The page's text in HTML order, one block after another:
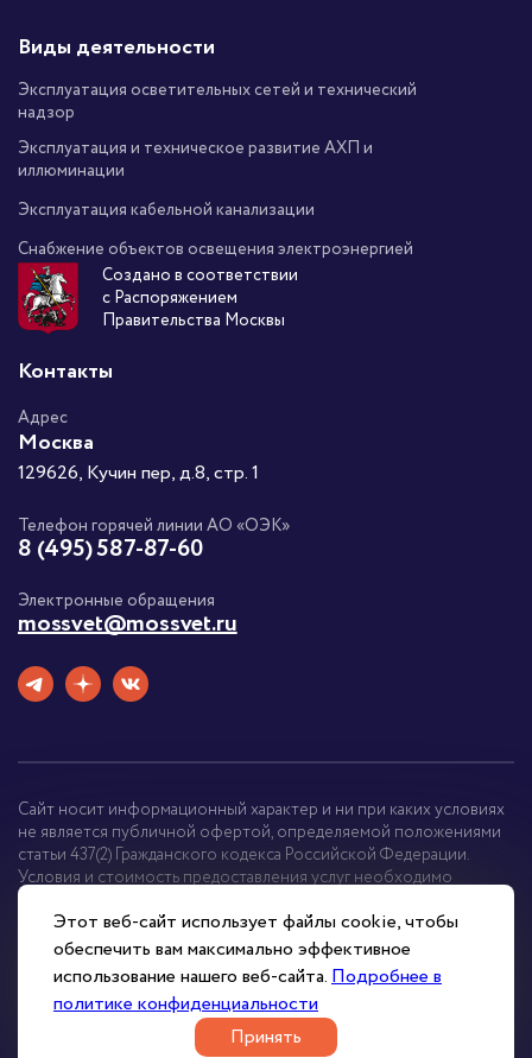
Виды деятельности
Эксплуатация осветительных сетей и технический
надзор
Эксплуатация и техническое развитие АХП и
иллюминации
Эксплуатация кабельной канализации
Снабжение объектов освещения электроэнергией
Создано в соответствии
с Распоряжением
Правительства Москвы
Контакты
Адрес
Москва
129626, Кучин пер, д.8, стр. 1
Телефон горячей линии АО «ОЭК»
8 (495) 587-87-60
Электронные обращения
mossvet@mossvet.ru
Сайт носит информационный характер и ни при каких условиях
не является публичной офертой, определяемой положениями
статьи 437(2) Гражданского кодекса Российской Федерации.
Условия и стоимость предоставления услуг необходимо
уточнять у менеджера.
2007-2026 © ГУП «Моссвет»
Политика конфиденциальности
Этот веб-сайт использует файлы cookie, чтобы
обеспечить вам максимально эффективное
использование нашего веб-сайта.Подробнее в
политике конфиденциальности
Принять